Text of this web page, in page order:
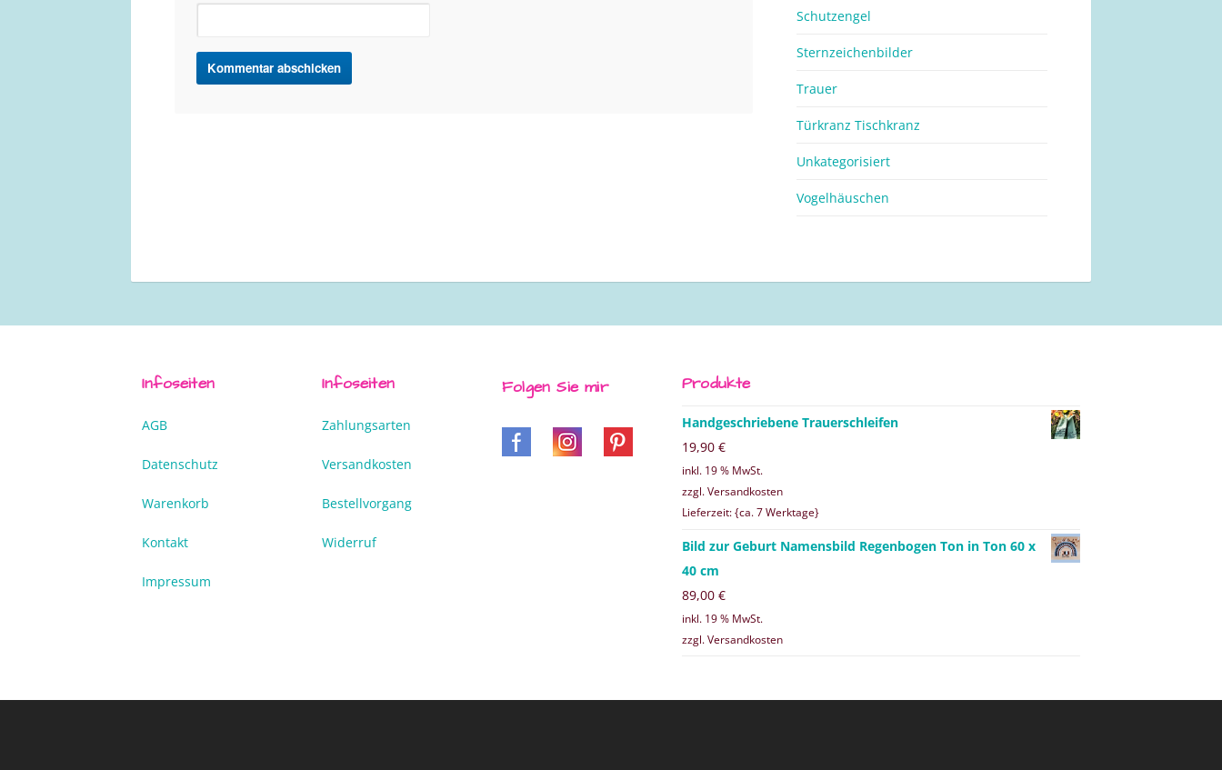
Schutzengel
Sternzeichenbilder
Trauer
Türkranz Tischkranz
Unkategorisiert
Vogelhäuschen
Infoseiten
AGB
Datenschutz
Warenkorb
Kontakt
Impressum
Infoseiten
Zahlungsarten
Versandkosten
Bestellvorgang
Widerruf
Folgen Sie mir Produkte
Handgeschriebene Trauerschleifen
19,90 €
inkl. 19 % MwSt.
zzgl. Versandkosten
Lieferzeit: {ca. 7 Werktage}
Bild zur Geburt Namensbild Regenbogen Ton in Ton 60 x
40 cm
89,00 €
inkl. 19 % MwSt.
zzgl. Versandkosten